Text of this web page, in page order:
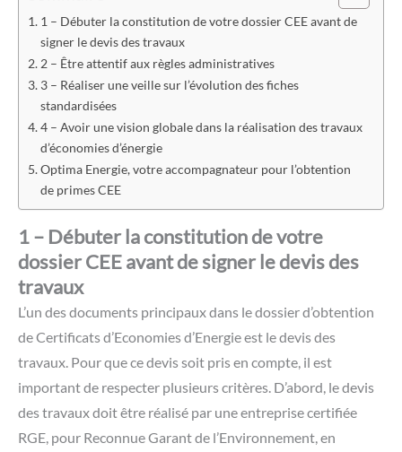
1 – Débuter la constitution de votre dossier CEE avant de
signer le devis des travaux
2 – Être attentif aux règles administratives
3 – Réaliser une veille sur l’évolution des fiches
standardisées
4 – Avoir une vision globale dans la réalisation des travaux
d’économies d’énergie
Optima Energie, votre accompagnateur pour l’obtention
de primes CEE
1 – Débuter la constitution de votre
dossier CEE avant de signer le devis des
travaux
L’un des documents principaux dans le dossier d’obtention
de Certificats d’Economies d’Energie est le devis des
travaux. Pour que ce devis soit pris en compte, il est
important de respecter plusieurs critères. D’abord, le devis
des travaux doit être réalisé par une entreprise certifiée
RGE, pour Reconnue Garant de l’Environnement, en